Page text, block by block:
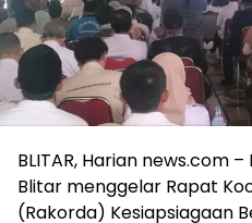
BLITAR, Harian news.com
Blitar menggelar Rapat
(Rakorda) Kesiapsiagaan